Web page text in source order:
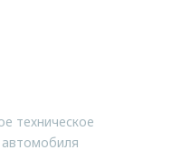
техническое